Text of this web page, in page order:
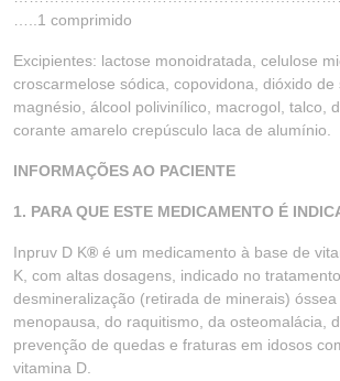
…..1 comprimido
Excipientes: lactose monoidratada, celulose
croscarmelose sódica, copovidona, dióxido
magnésio, álcool polivinílico, macrogol, talco,
corante amarelo crepúsculo laca de alumínio.
INFORMAÇÕES AO PACIENTE
1. PARA QUE ESTE MEDICAMENTO É
Inpruv D K® é um medicamento à base de
K, com altas dosagens, indicado no
desmineralização (retirada de minerais)
menopausa, do raquitismo, da osteomalácia,
prevenção de quedas e fraturas em idosos
vitamina D.